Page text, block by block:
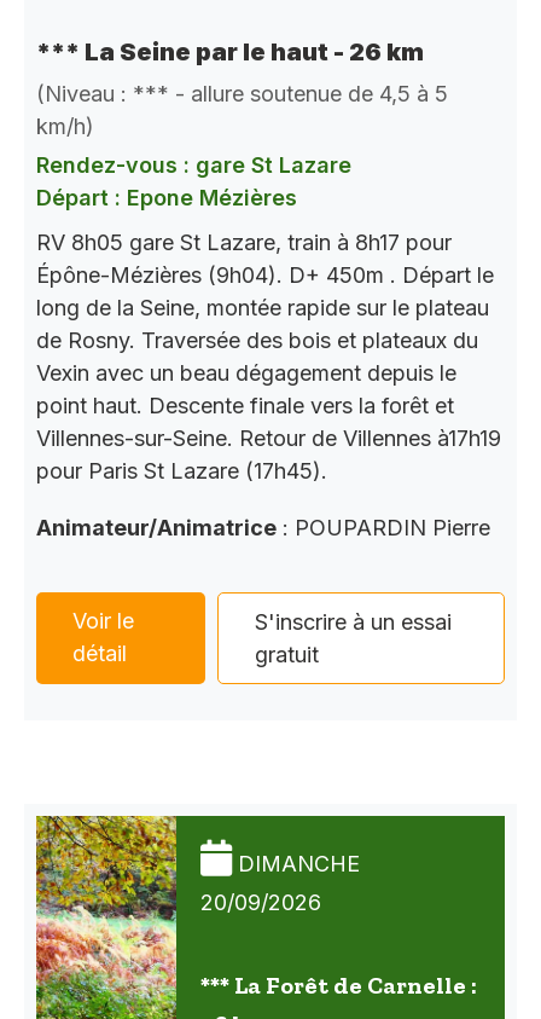
*** La Seine par le haut - 26 km
(Niveau : *** - allure soutenue de 4,5 à 5
km/h)
Rendez-vous : gare St Lazare
Départ : Epone Mézières
RV 8h05 gare St Lazare, train à 8h17 pour
Épône-Mézières (9h04). D+ 450m . Départ le
long de la Seine, montée rapide sur le plateau
de Rosny. Traversée des bois et plateaux du
Vexin avec un beau dégagement depuis le
point haut. Descente finale vers la forêt et
Villennes-sur-Seine. Retour de Villennes à17h19
pour Paris St Lazare (17h45).
Animateur/Animatrice : POUPARDIN Pierre
Voir le
détail
S'inscrire à un essai
gratuit
DIMANCHE
20/09/2026
*** La Forêt de Carnelle :